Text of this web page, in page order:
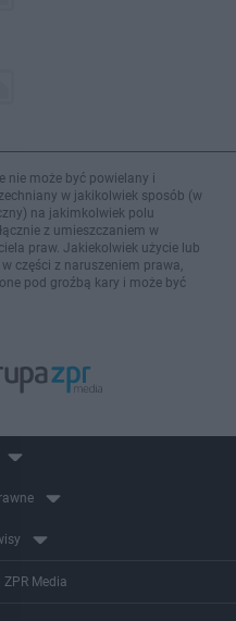
nie może być powielany i
w jakikolwiek sposób (w
na jakimkolwiek polu
z umieszczaniem w
praw. Jakiekolwiek użycie lub
części z naruszeniem prawa,
pod groźbą kary i może być
Media